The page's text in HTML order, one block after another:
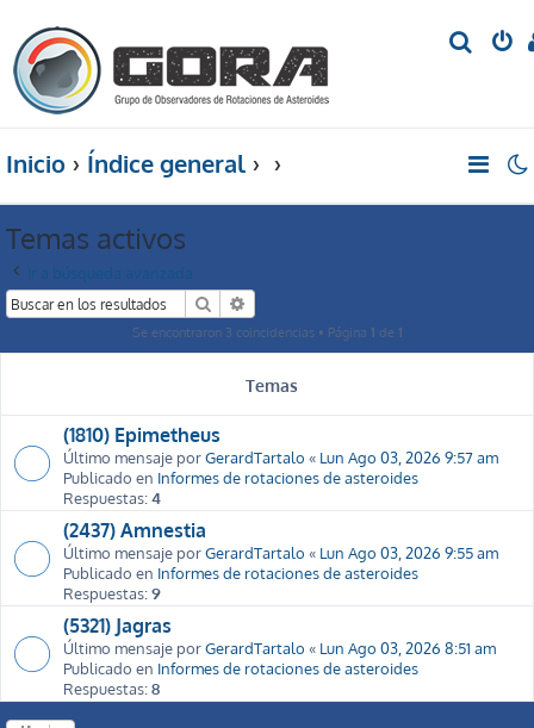
Inicio Índice general
Temas activos
Ir a búsqueda avanzada
Buscar
Se encontraron 3 coincidencias • Página 1 de 1
Temas
(1810) Epimetheus
Último mensaje porGerardTartalo « Lun Ago 03, 2026 9:57 am
Publicado en Informes de rotaciones de asteroides
Respuestas:4
(2437) Amnestia
Último mensaje porGerardTartalo « Lun Ago 03, 2026 9:55 am
Publicado en Informes de rotaciones de asteroides
Respuestas:9
(5321) Jagras
Último mensaje porGerardTartalo « Lun Ago 03, 2026 8:51 am
Publicado en Informes de rotaciones de asteroides
Respuestas:8